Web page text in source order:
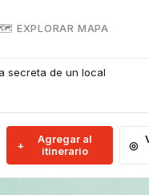
EXPLORAR MAPA
secreta de un local
Agregar al
itinerario